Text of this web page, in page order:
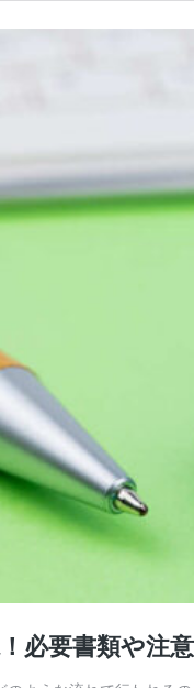
必要書類や注